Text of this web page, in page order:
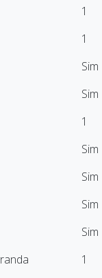
1
1
Sim
Sim
1
Sim
Sim
Sim
Sim
1